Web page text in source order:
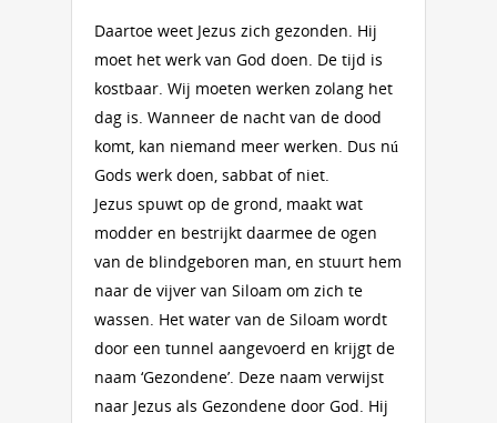
Daartoe weet Jezus zich gezonden. Hij
moet het werk van God doen. De tijd is
kostbaar. Wij moeten werken zolang het
dag is. Wanneer de nacht van de dood
komt, kan niemand meer werken. Dus nú
Gods werk doen, sabbat of niet.
Jezus spuwt op de grond, maakt wat
modder en bestrijkt daarmee de ogen
van de blindgeboren man, en stuurt hem
naar de vijver van Siloam om zich te
wassen. Het water van de Siloam wordt
door een tunnel aangevoerd en krijgt de
naam ‘Gezondene’. Deze naam verwijst
naar Jezus als Gezondene door God. Hij